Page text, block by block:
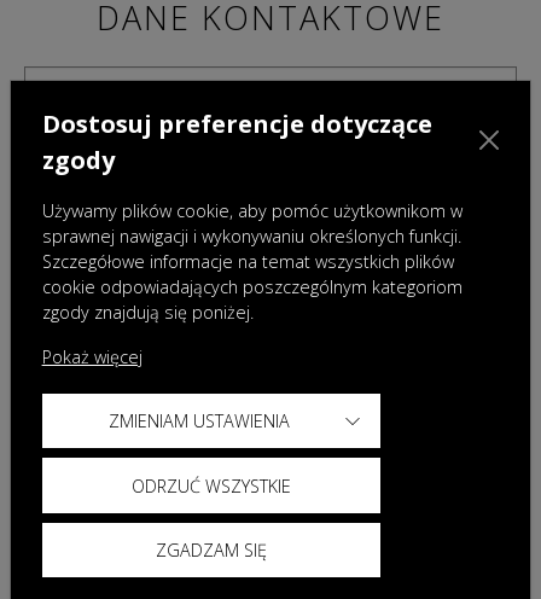
DANE KONTAKTOWE
Administratorami danych osobowych podanych w powyższym formularzu są Omoda
Auto Poland sp. z o.o. z siedzibą w Warszawie oraz wybrany przez Państwa Dealer.
informacji dotyczących przetwarzania danych znajdą Państwo w
Informacje handlowe – zgoda na rzecz Omoda Auto
Poland sp. z o.o.
Dostosuj preferencje dotyczące
zgody
Używamy plików cookie, aby pomóc użytkownikom w
sprawnej nawigacji i wykonywaniu określonych funkcji.
Szczegółowe informacje na temat wszystkich plików
cookie odpowiadających poszczególnym kategoriom
zgody znajdują się poniżej.
Pokaż więcej
ZMIENIAM USTAWIENIA
ODRZUĆ WSZYSTKIE
ZGADZAM SIĘ